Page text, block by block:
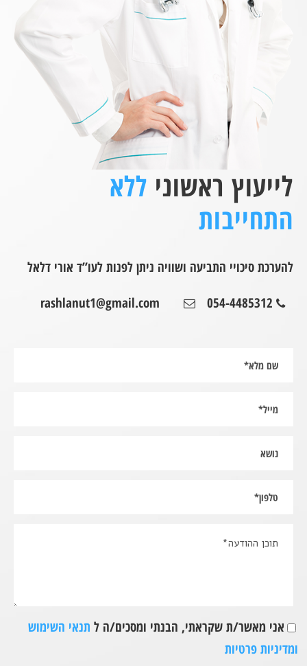
לייעוץ ראשוני ללא
התחייבות
להערכת סיכויי התביעה ושוויה ניתן לפנות לעו”ד אורי דלאל
rashlanut1@gmail.com
אני מאשר/ת שקראתי, הבנתי ומסכים/ה ל תנאי השימוש
ומדיניות פרטיות